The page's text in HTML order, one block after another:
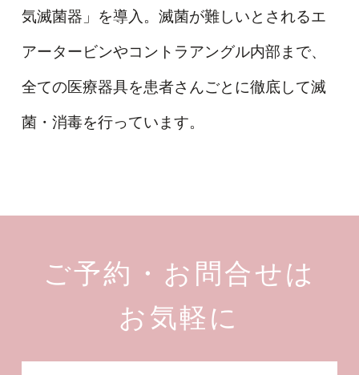
気滅菌器」を導入。滅菌が難しいとされるエ
アータービンやコントラアングル内部まで、
全ての医療器具を患者さんごとに徹底して滅
菌・消毒を行っています。
ご予約・お問合せは
お気軽に